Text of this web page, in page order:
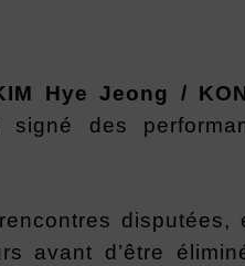
Hye Jeong /
signé des
avant d’être